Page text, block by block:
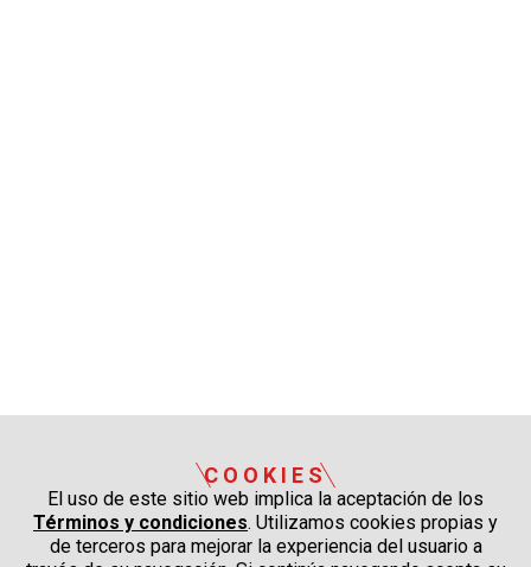
COOKIES
El uso de este sitio web implica la aceptación de los
Términos y condiciones. Utilizamos cookies propias y
de terceros para mejorar la experiencia del usuario a